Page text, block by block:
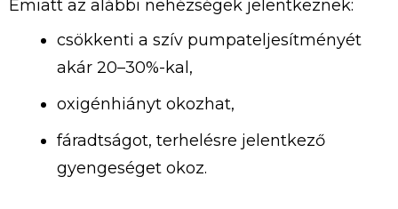
Emiatt az alábbi nehézségek jelentkeznek:
csökkenti a szív pumpateljesítményét
akár 20–30%-kal,
oxigénhiányt okozhat,
fáradtságot, terhelésre jelentkező
gyengeséget okoz.